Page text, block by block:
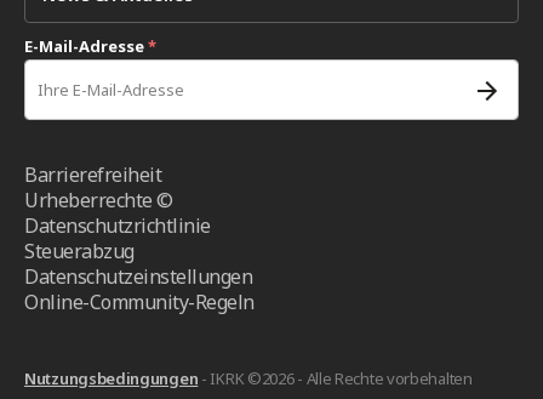
E-Mail-Adresse*
Barrierefreiheit
Urheberrechte ©
Datenschutzrichtlinie
Steuerabzug
Datenschutzeinstellungen
Online-Community-Regeln
Nutzungsbedingungen - IKRK ©2026 - Alle Rechte vorbehalten